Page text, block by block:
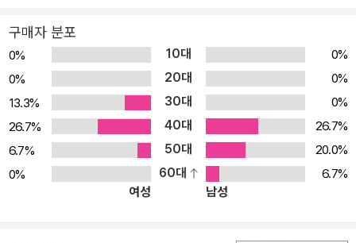
구매자 분포
0% 10대
0%
0%
20대
0%
13.3%
30대
0%
26.7%
40대
26.7%
6.7%
50대
20.0%
0%
60대
6.7%
여성
남성